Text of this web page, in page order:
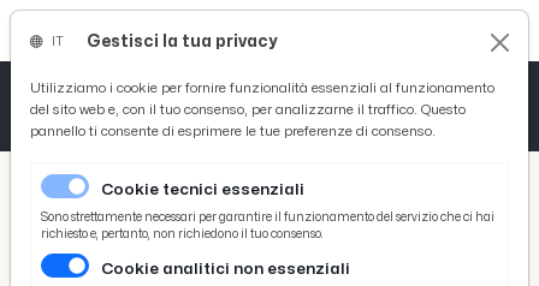
/ Picenotime
/ News
/ Cronaca
Aggressione operatori Pronto soccorso ospedale 'Mazzoni' Ascoli, dg Maraldo: "Esprimo solidarietà, pronti ad innalzare ulteriormente livelli di sicurezza"
Gestisci la tua privacy
Utilizziamo i cookie per fornire funzionalità essenziali al funzionamento
del sito web e, con il tuo consenso, per analizzarne il traffico. Questo
pannello ti consente di esprimere le tue preferenze di consenso.
Cookie tecnici essenziali
Sono strettamente necessari per garantire il funzionamento del servizio che ci hai
richiesto e, pertanto, non richiedono il tuo consenso.
Cookie analitici non essenziali
Tutto News
Tutto Sport
Basket
Ciclismo
Tutto Curiosità